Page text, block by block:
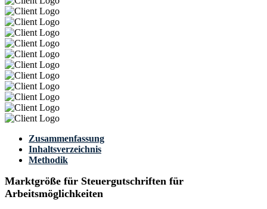
Zusammenfassung
Inhaltsverzeichnis
Methodik
Marktgröße für Steuergutschriften für
Arbeitsmöglichkeiten